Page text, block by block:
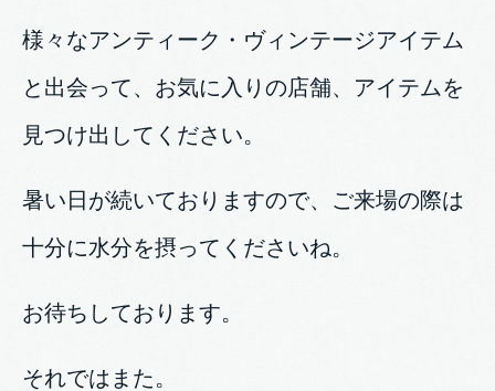
様々なアンティーク・ヴィンテージアイテム
と出会って、お気に入りの店舗、アイテムを
見つけ出してください。
暑い日が続いておりますので、ご来場の際は
十分に水分を摂ってくださいね。
お待ちしております。
それではまた。